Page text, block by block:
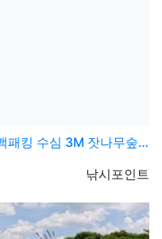
심 3M 잣나무숲박지 수도권 …
등록자
낚시포인트